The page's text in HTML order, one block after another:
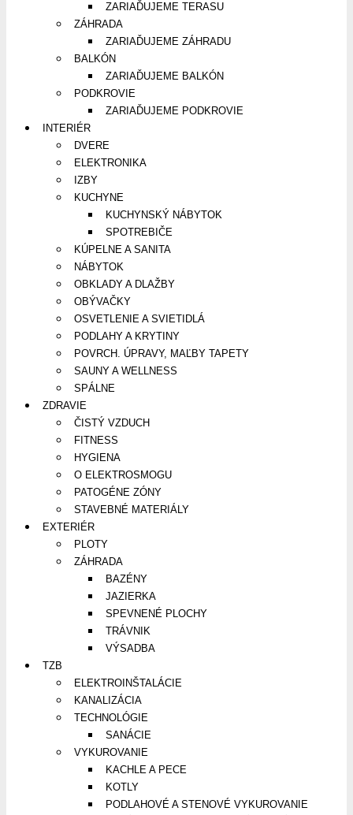
ZARIAĎUJEME TERASU
ZÁHRADA
ZARIAĎUJEME ZÁHRADU
BALKÓN
ZARIAĎUJEME BALKÓN
PODKROVIE
ZARIAĎUJEME PODKROVIE
INTERIÉR
DVERE
ELEKTRONIKA
IZBY
KUCHYNE
KUCHYNSKÝ NÁBYTOK
SPOTREBIČE
KÚPELNE A SANITA
NÁBYTOK
OBKLADY A DLAŽBY
OBÝVAČKY
OSVETLENIE A SVIETIDLÁ
PODLAHY A KRYTINY
POVRCH. ÚPRAVY, MAĽBY TAPETY
SAUNY A WELLNESS
SPÁLNE
ZDRAVIE
ČISTÝ VZDUCH
FITNESS
HYGIENA
O ELEKTROSMOGU
PATOGÉNE ZÓNY
STAVEBNÉ MATERIÁLY
EXTERIÉR
PLOTY
ZÁHRADA
BAZÉNY
JAZIERKA
SPEVNENÉ PLOCHY
TRÁVNIK
VÝSADBA
TZB
ELEKTROINŠTALÁCIE
KANALIZÁCIA
TECHNOLÓGIE
SANÁCIE
VYKUROVANIE
KACHLE A PECE
KOTLY
PODLAHOVÉ A STENOVÉ VYKUROVANIE